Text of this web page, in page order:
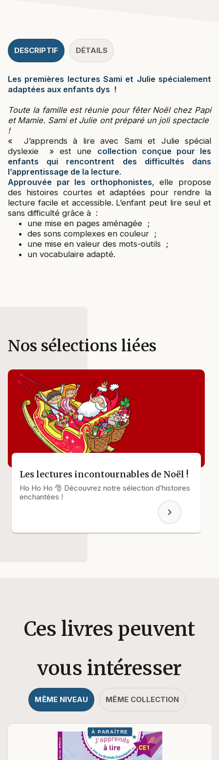
DESCRIPTIF DÉTAILS
Les premières lectures Sami et Julie spécialement
adaptées aux enfants dys !
Toute la famille est réunie pour fêter Noël chez Papi
et Mamie. Sami et Julie ont préparé un joli spectacle
!
« J’apprends à lire avec Sami et Julie spécial
dyslexie » est une collection conçue pour les
enfants qui rencontrent des difficultés dans
l’apprentissage de la lecture.
Approuvée par les orthophonistes, elle propose
des histoires courtes et adaptées pour rendre la
lecture facile et accessible. L’enfant peut lire seul et
sans difficulté grâce à :
une mise en pages aménagée ;
des sons complexes en couleur ;
une mise en valeur des mots-outils ;
un vocabulaire adapté.
Nos sélections liées
Les lectures incontournables de Noël !
Ho Ho Ho 🎅 Découvrez notre sélection d’histoires
enchantées !
chevron_right
Ces livres peuvent
vous intéresser
MÊME NIVEAU MÊME COLLECTION
À PARAÎTRE